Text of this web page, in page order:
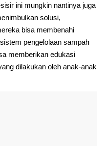
ini mungkin nantinya juga
solusi,
bisa membenahi
pengelolaan sampah
memberikan edukasi
dilakukan oleh anak-anak